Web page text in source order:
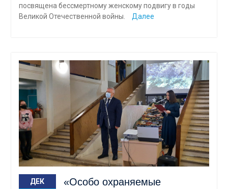
посвящена бессмертному женскому подвигу в годы
Великой Отечественной войны.
Далее
ДЕК
«Особо охраняемые